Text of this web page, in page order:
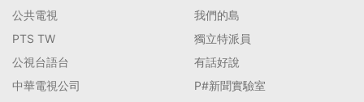
公共電視
PTS TW
公視台語台
中華電視公司
我們的島
獨立特派員
有話好說
P#新聞實驗室